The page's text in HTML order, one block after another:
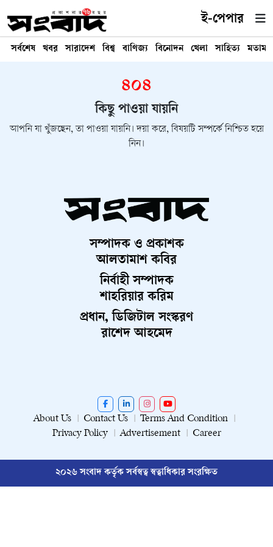
ই-পেপার
সর্বশেষ খবর সারাদেশ বিশ্ব বাণিজ্য বিনোদন খেলা সাহিত্য মতামত
৪০৪
কিছু পাওয়া যায়নি
আপনি যা খুঁজছেন, তা পাওয়া যায়নি। দয়া করে, বিষয়টি সম্পর্কে নিশ্চিত হয়ে
নিন।
সম্পাদক ও প্রকাশক
আলতামাশ কবির
নির্বাহী সম্পাদক
শাহরিয়ার করিম
প্রধান, ডিজিটাল সংস্করণ
রাশেদ আহমেদ
About Us Contact Us
Terms And Condition
Privacy Policy
Advertisement Career
২০২৬ সংবাদ কর্তৃক সর্বস্বত্ব স্বত্বাধিকার সংরক্ষিত